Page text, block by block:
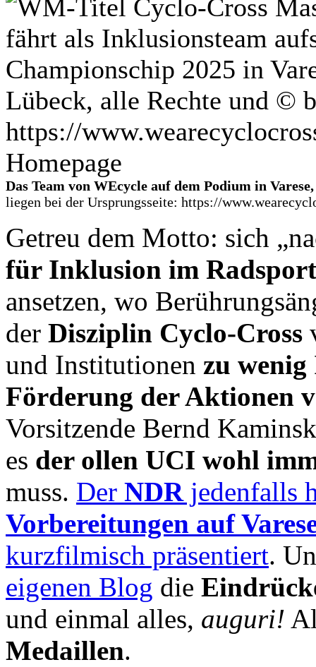
Das Team von WEcycle auf dem Podium in
liegen bei der Ursprungsseite: https://
Getreu dem Motto: sich
für Inklusion im
ansetzen, wo
der Disziplin Cyclo-Cross
und Institutionen zu wenig
Förderung der Aktionen
Vorsitzende Bernd
es der ollen UCI wohl
muss. Der NDRjedenfalls
Vorbereitungen auf
kurzfilmisch präsentiert.
eigenen Blog die
und einmal alles, auguri!
Medaillen.